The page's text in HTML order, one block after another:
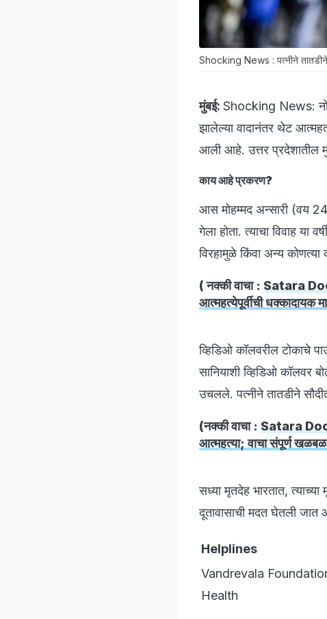
Shocking News : पत्नीने तातडीने
मुंबई: Shocking News:
झालेल्या वादानंतर थेट
आली आहे. उत्तर प्रदेशातील
काय आहे प्रकरण?
आस मोहम्मद अन्सारी (वय
गेला होता. त्याचा विवाह या
विरहामुळे किंवा अन्य
( नक्की वाचा : Satara
आत्महत्येपूर्वीची धक्कादायक
व्हिडिओ कॉलवरील टोकाचे
सानियाशी व्हिडिओ कॉलवर
उचलले. पत्नीने तातडीने
(नक्की वाचा : Satara
आत्महत्या; वाचा संपूर्ण
सध्या मृतदेह भारतात,
दूतावासाची मदत घेतली
Helplines
Vandrevala
Health